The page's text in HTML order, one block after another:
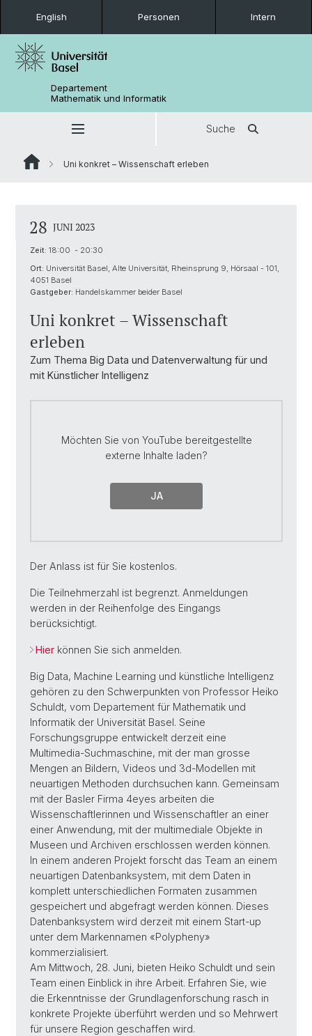
English Personen Intern
Departement
Mathematik und Informatik
Suche
Uni konkret – Wissenschaft erleben
28 JUNI 2023
Zeit: 18:00 - 20:30
Ort: Universität Basel, Alte Universität, Rheinsprung 9, Hörsaal - 101,
4051 Basel
Gastgeber: Handelskammer beider Basel
Uni konkret – Wissenschaft
erleben
Zum Thema Big Data und Datenverwaltung für und
mit Künstlicher Intelligenz
Möchten Sie von YouTube bereitgestellte
externe Inhalte laden?
JA
Der Anlass ist für Sie kostenlos.
Die Teilnehmerzahl ist begrenzt. Anmeldungen
werden in der Reihenfolge des Eingangs
berücksichtigt.
Hier können Sie sich anmelden.
Big Data, Machine Learning und künstliche Intelligenz
gehören zu den Schwerpunkten von Professor Heiko
Schuldt, vom Departement für Mathematik und
Informatik der Universität Basel. Seine
Forschungsgruppe entwickelt derzeit eine
Multimedia-Suchmaschine, mit der man grosse
Mengen an Bildern, Videos und 3d-Modellen mit
neuartigen Methoden durchsuchen kann. Gemeinsam
mit der Basler Firma 4eyes arbeiten die
Wissenschaftlerinnen und Wissenschaftler an einer
einer Anwendung, mit der multimediale Objekte in
Museen und Archiven erschlossen werden können.
In einem anderen Projekt forscht das Team an einem
neuartigen Datenbanksystem, mit dem Daten in
komplett unterschiedlichen Formaten zusammen
gespeichert und abgefragt werden können. Dieses
Datenbanksystem wird derzeit mit einem Start-up
unter dem Markennamen «Polypheny»
kommerzialisiert.
Am Mittwoch, 28. Juni, bieten Heiko Schuldt und sein
Team einen Einblick in ihre Arbeit. Erfahren Sie, wie
die Erkenntnisse der Grundlagenforschung rasch in
konkrete Projekte überführt werden und so Mehrwert
für unsere Region geschaffen wird.